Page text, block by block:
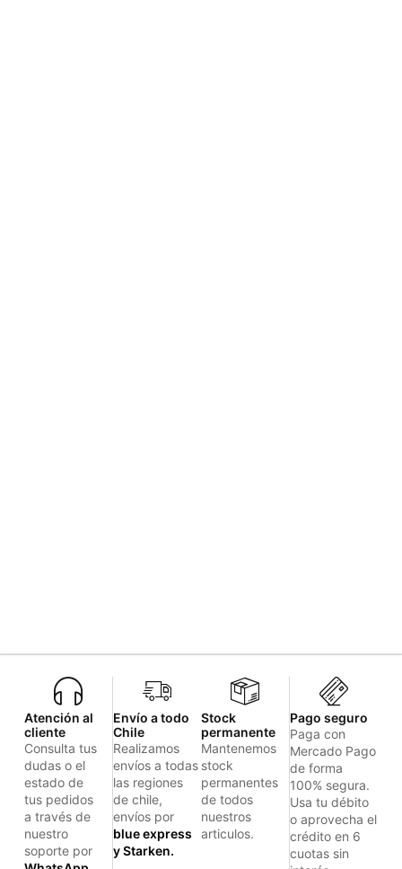
Atención al
cliente
Consulta tus
dudas o el
estado de
tus pedidos
a través de
nuestro
soporte por
Envío a todo
Chile
Realizamos
envíos a todas
las regiones
de chile,
envíos por
blue express
y Starken.
Stock
permanente
Mantenemos
stock
permanentes
de todos
nuestros
articulos.
Pago seguro
Paga con
Mercado Pago
de forma
100% segura.
Usa tu débito
o aprovecha el
crédito en 6
cuotas sin